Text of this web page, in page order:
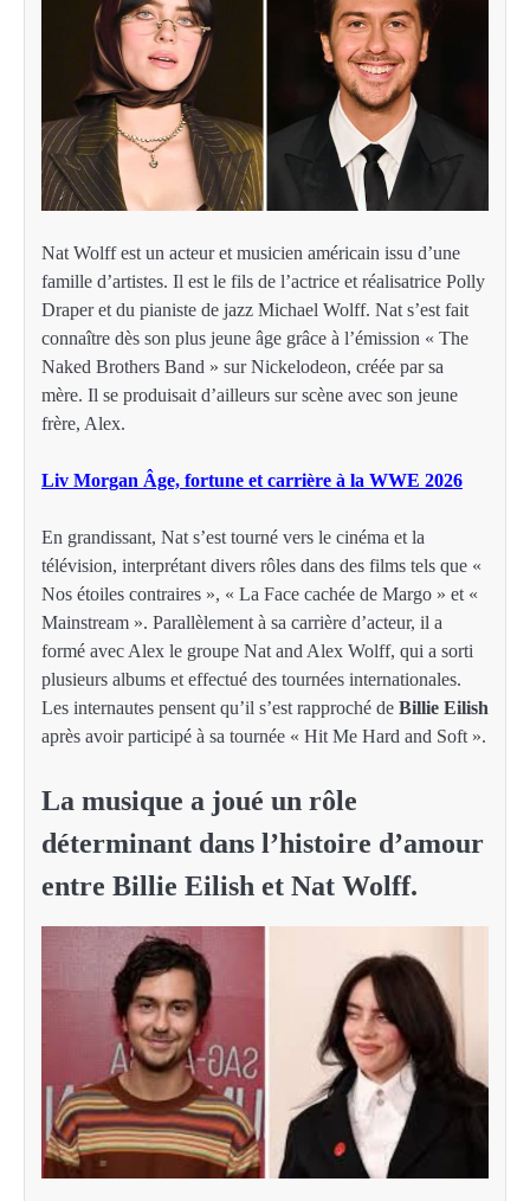
Nat Wolff est un acteur et musicien américain issu d’une
famille d’artistes. Il est le fils de l’actrice et réalisatrice Polly
Draper et du pianiste de jazz Michael Wolff. Nat s’est fait
connaître dès son plus jeune âge grâce à l’émission « The
Naked Brothers Band » sur Nickelodeon, créée par sa
mère. Il se produisait d’ailleurs sur scène avec son jeune
frère, Alex.
Liv Morgan Âge, fortune et carrière à la WWE 2026
En grandissant, Nat s’est tourné vers le cinéma et la
télévision, interprétant divers rôles dans des films tels que «
Nos étoiles contraires », « La Face cachée de Margo » et «
Mainstream ». Parallèlement à sa carrière d’acteur, il a
formé avec Alex le groupe Nat and Alex Wolff, qui a sorti
plusieurs albums et effectué des tournées internationales.
Les internautes pensent qu’il s’est rapproché de Billie Eilish
après avoir participé à sa tournée « Hit Me Hard and Soft ».
La musique a joué un rôle
déterminant dans l’histoire d’amour
entre Billie Eilish et Nat Wolff.